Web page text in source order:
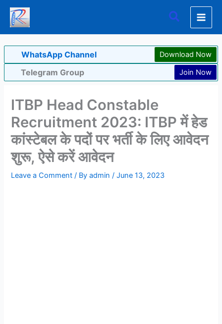
Skip
content
Search
WhatsApp Channel Download Now
Telegram Group Join Now
ITBP Head Constable
Recruitment 2023: ITBP में हेड
कांस्टेबल के पदों पर भर्ती के लिए आवेदन
शुरू, ऐसे करें आवेदन
Leave a Comment / Byadmin/June 13, 2023